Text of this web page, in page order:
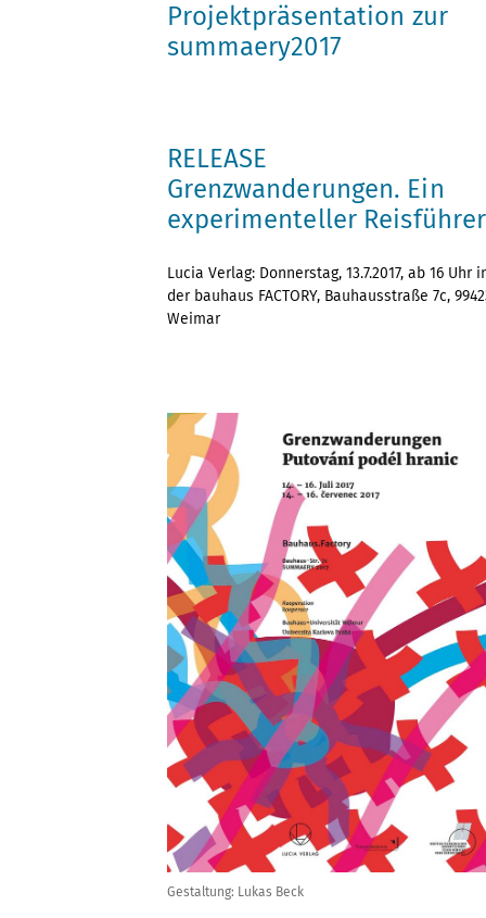
Projektpräsentation zur
summaery2017
RELEASE
Grenzwanderungen. Ein
experimenteller Reisführer
Lucia Verlag: Donnerstag, 13.7.2017, ab 16 Uhr
der bauhaus FACTORY, Bauhausstraße 7c,
Weimar
Gestaltung: Lukas Beck